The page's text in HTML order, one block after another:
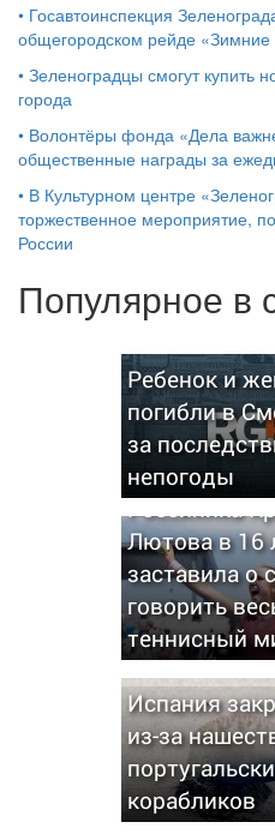
• Госавтоинспекция
общегородском рейде «Зимние
• Зеленоградцы смогут купить
города
• Волонтёры фонда «Дела
общественные награды за
• В Культурном центре
торжественное мероприятие,
России
Популярное в
Ребенок и
погибли в
за
непогоды
Россиянка
Лютова в 16
заставила о
говорить
теннисный
Испания
из-за
корабликов